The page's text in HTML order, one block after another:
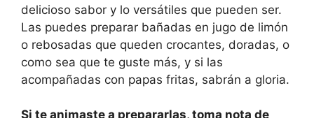
delicioso sabor y lo versátiles que pueden ser.
Las puedes preparar bañadas en jugo de limón
o rebosadas que queden crocantes, doradas, o
como sea que te guste más, y si las
acompañadas con papas fritas, sabrán a gloria.
Si te animaste a prepararlas, toma nota de